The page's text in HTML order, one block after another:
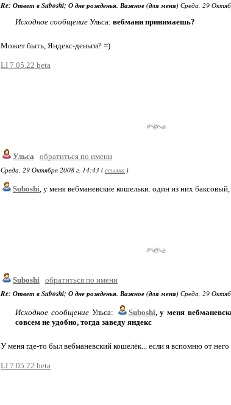
Re: Ответ в Suboshi; О дне рожденья. Важное (для меня) Среда, 29
Исходное сообщение Ульса: вебмани принимаешь?
Может быть, Яндекс-деньги? =)
LI 7.05.22 beta
Ульса
обратиться по имени
Среда, 29 Октября 2008 г. 14:43 (ссылка )
Suboshi, у меня вебманевские кошельки. один из них
Suboshi обратиться по имени
Re: Ответ в Suboshi; О дне рожденья. Важное (для меня) Среда, 29
Исходное сообщение Ульса: Suboshi, у меня
совсем не удобно, тогда заведу яндекс
У меня где-то был вебманевский кошелёк... если я вспомню от него
LI 7.05.22 beta